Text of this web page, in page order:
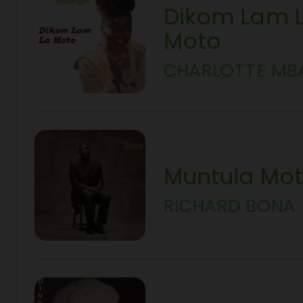
Dikom Lam
Moto
Muntula